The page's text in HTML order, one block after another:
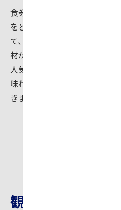
食券を購入したら市場内を自
をどんぶりへ。青森が誇る帆
て、各種海鮮、昔ながらの惣
材が揃っています。いかメン
人気です。つがる弁が飛び交
味わいながら、青森の絶品海
きます。
観光地詳細